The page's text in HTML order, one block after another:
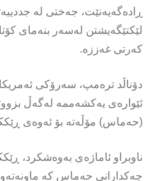
ڕادەگەیەنێت، جەختی لە
لێکتێگەیشتن لەسەر بنەمای
کەرتی غەززە.
ئێوارەى یەکشەممە لەگەڵ
(حەماس) مۆڵەتە بۆ ئەوەى
ناوبراو ئاماژەی بەوەشکرد،
چەکدارانی حەماس کە